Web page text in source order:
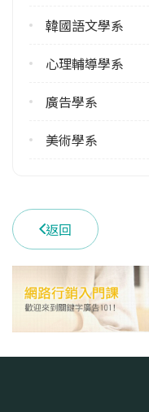
1
學系電話
臺北市士林區華岡路55號
韓國語文學系
心理輔導學系
廣告學系
美術學系
返回